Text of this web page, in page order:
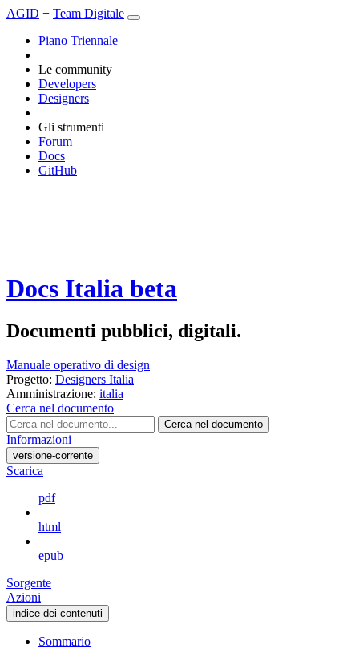
AGID + Team Digitale
Piano Triennale
Le community
Developers
Designers
Gli strumenti
Forum
Docs
GitHub
Docs Italia beta
Documenti pubblici, digitali.
Manuale operativo di design
Progetto: Designers Italia
Amministrazione: italia
Cerca nel documento
Cerca nel documento
Informazioni
versione-corrente
Scarica
pdf
html
epub
Sorgente
Azioni
indice dei contenuti
Sommario